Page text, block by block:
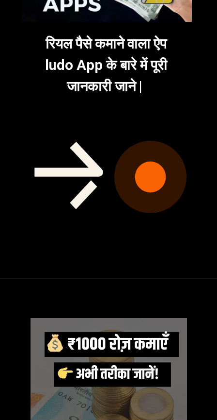
रियल पैसे कमाने वाला ऐप
ludo App के बारे में पूरी
जानकारी जाने |